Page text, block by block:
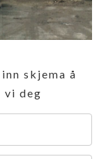
skjema å
vi deg